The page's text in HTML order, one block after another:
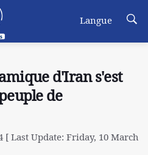
Langue
d'Iran s'est
de
[ Last Update: Friday, 10 March